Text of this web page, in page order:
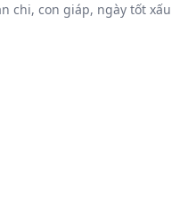
chi, con giáp, ngày tốt xấu